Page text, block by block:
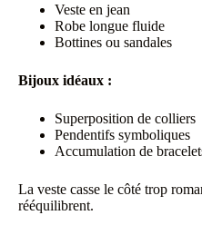
Veste en jean
Robe longue fluide
Bottines ou sandales
Bijoux idéaux :
Superposition de colliers
Pendentifs symboliques
Accumulation de
La veste casse le côté trop
rééquilibrent.